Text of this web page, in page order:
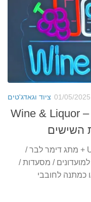
ציוד וגאדג'טים 01/05/2025
שלט ניאון של בר קוקטיילים – Wine & Liquor
השישים
שלט אור ניאון מאקריליק עם חיבור USB + מתג דימר לבר /
למועדונים / מסעדות /
כמתנה לחובבי